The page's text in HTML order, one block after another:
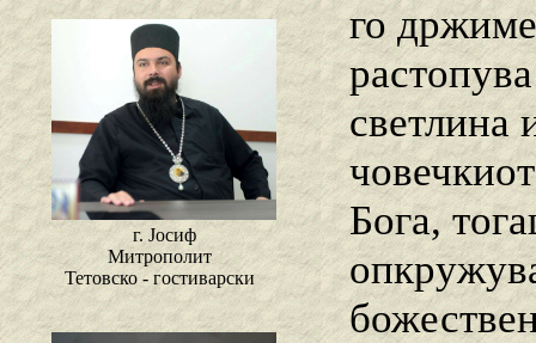
г. Јосиф
Митрополит
Тетовско - гостиварски
го
светлина
Бога,